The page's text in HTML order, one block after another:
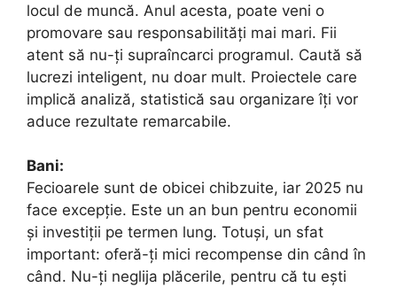
locul de muncă. Anul acesta, poate veni o
promovare sau responsabilități mai mari. Fii
atent să nu-ți supraîncarci programul. Caută să
lucrezi inteligent, nu doar mult. Proiectele care
implică analiză, statistică sau organizare îți vor
aduce rezultate remarcabile.
Bani:
Fecioarele sunt de obicei chibzuite, iar 2025 nu
face excepție. Este un an bun pentru economii
și investiții pe termen lung. Totuși, un sfat
important: oferă-ți mici recompense din când în
când. Nu-ți neglija plăcerile, pentru că tu ești